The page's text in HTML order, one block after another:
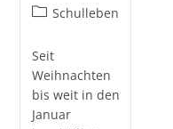
Beitrags-
Schulleben
Seit
Weihnachten
bis weit in den
Januar